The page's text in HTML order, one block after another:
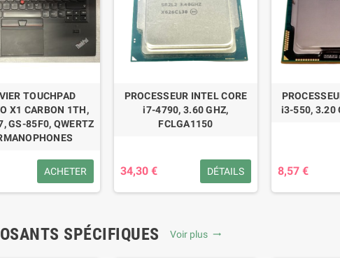
TOUCHPAD
X1 CARBON 1TH,
GS-85F0, QWERTZ
ACHETER
PROCESSEUR INTEL CORE
i7-4790, 3.60 GHZ,
FCLGA1150
34,30 € DÉTAILS
i3-550, 3.20
8,57 €
SPÉCIFIQUES Voir plus trending_flat